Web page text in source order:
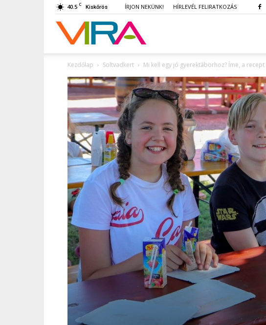
40.5 C Kiskőrös ÍRJON NEKÜNK! HÍRLEVÉL FELIRATKOZÁS
VIRA
Kezdőlap Soltvadkert Mi kell egy jó gyerektáborhoz? Íme, a recept